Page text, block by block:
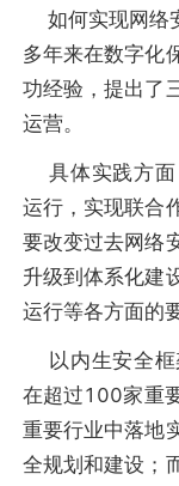
如何实现网络
多年来在数字化
功经验，提出了
运营。
具体实践方面
运行，实现联合
要改变过去网络
升级到体系化建
运行等各方面的
以内生安全框
在超过100家重
重要行业中落地
全规划和建设；